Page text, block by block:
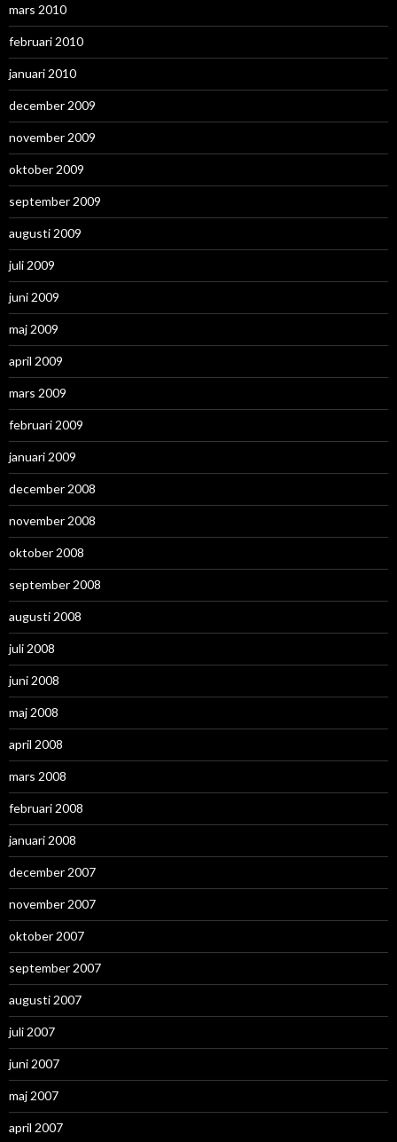
mars 2010
februari 2010
januari 2010
december 2009
november 2009
oktober 2009
september 2009
augusti 2009
juli 2009
juni 2009
maj 2009
april 2009
mars 2009
februari 2009
januari 2009
december 2008
november 2008
oktober 2008
september 2008
augusti 2008
juli 2008
juni 2008
maj 2008
april 2008
mars 2008
februari 2008
januari 2008
december 2007
november 2007
oktober 2007
september 2007
augusti 2007
juli 2007
juni 2007
maj 2007
april 2007